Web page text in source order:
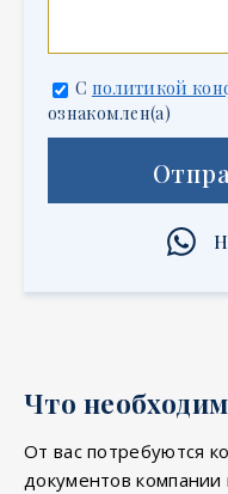
C политикой
ознакомлен(а)
Что
От вас потребуются
документов компании